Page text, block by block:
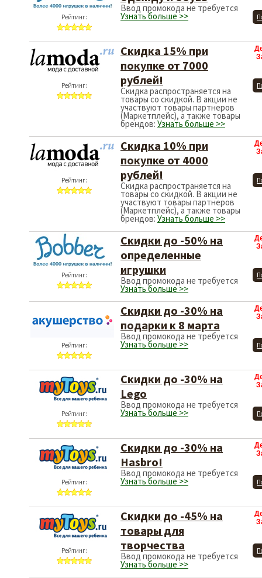
Рейтинг:
Ввод промокода не требуется
Узнать больше >>
Рейтинг:
Скидка 15% при
покупке от 7000
рублей!
Скидка распространяется на
товары со скидкой. В акции не
участвуют товары партнеров
(Маркетплейс), а также товары
брендов: Узнать больше >>
Рейтинг:
Скидка 10% при
покупке от 4000
рублей!
Скидка распространяется на
товары со скидкой. В акции не
участвуют товары партнеров
(Маркетплейс), а также товары
брендов: Узнать больше >>
Рейтинг:
Скидки до -50% на
определенные
игрушки
Ввод промокода не требуется
Узнать больше >>
Рейтинг:
Скидки до -30% на
подарки к 8 марта
Ввод промокода не требуется
Узнать больше >>
Рейтинг:
Скидки до -30% на
Lego
Ввод промокода не требуется
Узнать больше >>
Рейтинг:
Скидки до -30% на
Hasbro!
Ввод промокода не требуется
Узнать больше >>
Рейтинг:
Скидки до -45% на
товары для
творчества
Ввод промокода не требуется
Узнать больше >>